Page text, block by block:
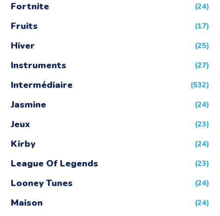
Fortnite (24)
Fruits (17)
Hiver (25)
Instruments (27)
Intermédiaire (532)
Jasmine (24)
Jeux (23)
Kirby (24)
League Of Legends (23)
Looney Tunes (24)
Maison (24)